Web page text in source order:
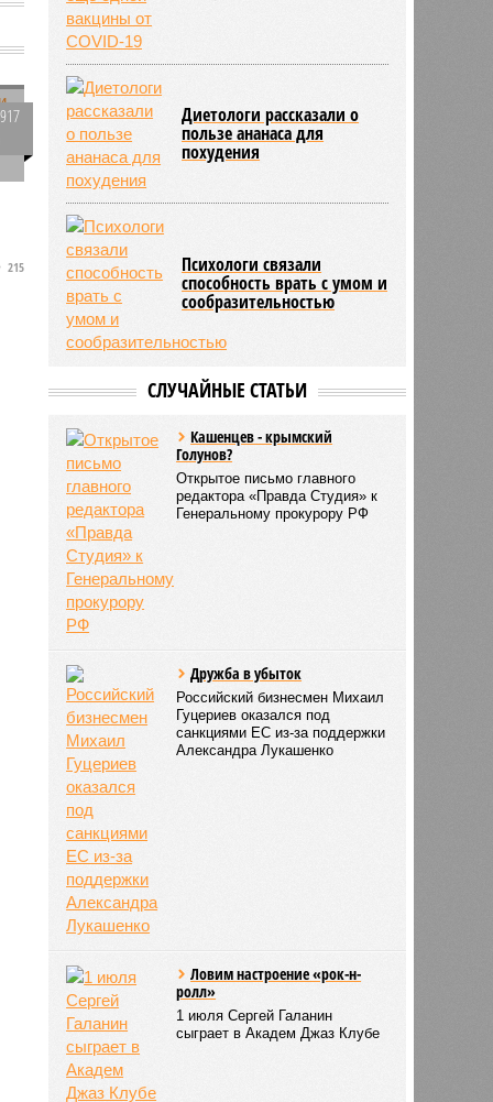
215
вакцины от COVID-19
пользе ананаса для
похудения
Психологи связали
сообразительностью
СЛУЧАЙНЫЕ СТАТЬИ